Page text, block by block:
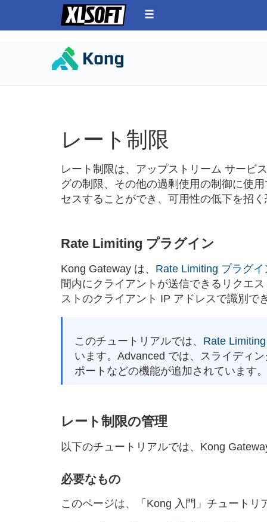
レート制限
レート制限は、アップストリーム サービ
グの制限、その他の過剰使用の制御に使
セスすることができ、可用性の低下を招
Rate Limiting プラグイン
Kong Gateway は、 Rate Limiting プラグイ
間内にクライアントが送信できるリクエ
ストのクライアント IP アドレスで識別で
このチュートリアルでは、 Rate Limiting
います。Advanced では、スライディ
ポートなどの機能が追加されています。
レート制限の管理
以下のチュートリアルでは、Kong
必要なもの
このページは、「Kong 入門」チュート